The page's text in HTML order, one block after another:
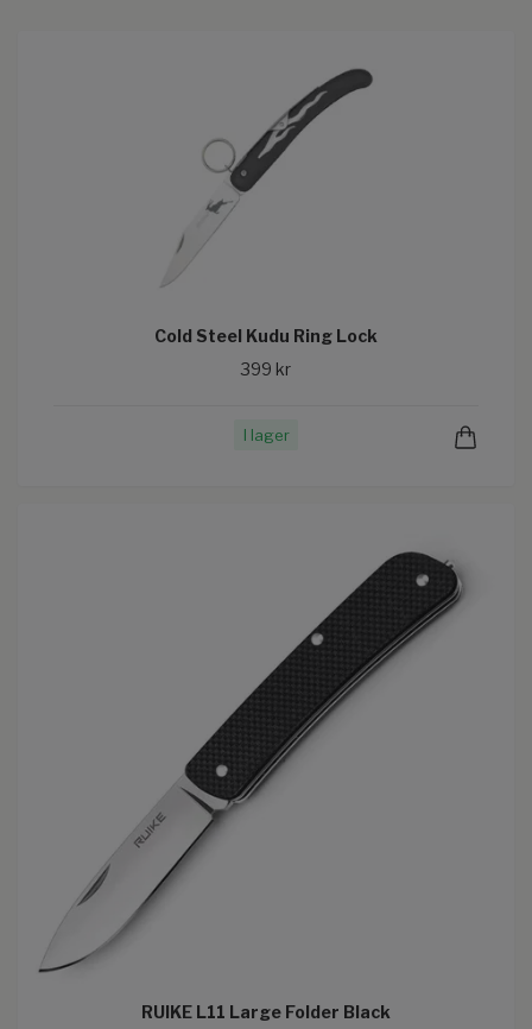
Cold Steel Kudu Ring Lock
399 kr
I lager
RUIKE L11 Large Folder Black